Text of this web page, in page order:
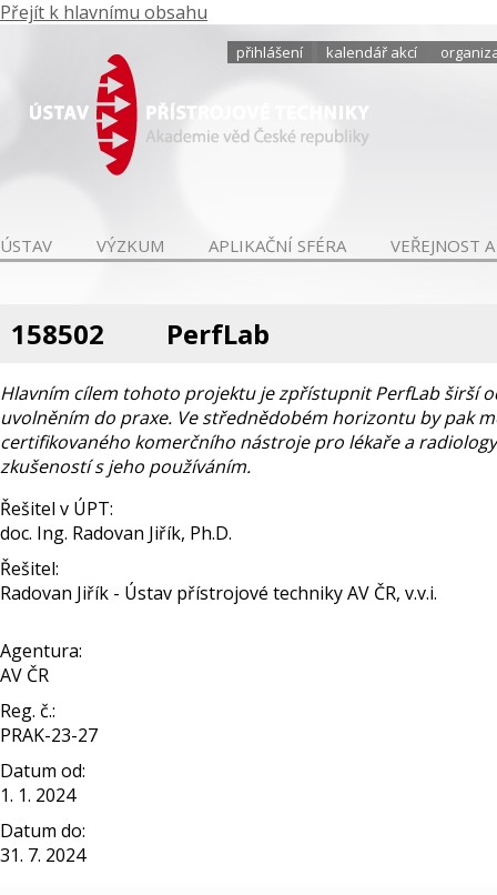
Přejít k hlavnímu obsahu
přihlášení kalendář akcí
ÚSTAV VÝZKUM APLIKAČNÍ SFÉRA VEŘEJNOST
158502 PerfLab
Hlavním cílem tohoto projektu je zpřístupnit PerfLab širší
uvolněním do praxe. Ve střednědobém horizontu by pak
certifikovaného komerčního nástroje pro lékaře a
zkušeností s jeho používáním.
Řešitel v ÚPT:
doc. Ing. Radovan Jiřík, Ph.D.
Řešitel:
Radovan Jiřík - Ústav přístrojové techniky AV ČR, v.v.i.
Agentura:
AV ČR
Reg. č.:
PRAK-23-27
Datum od:
1. 1. 2024
Datum do:
31. 7. 2024